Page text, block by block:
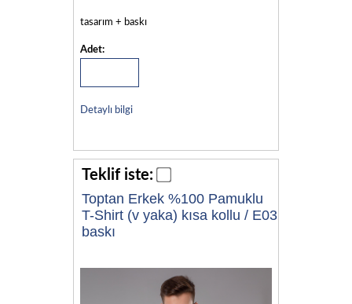
tasarım + baskı
Adet:
Detaylı bilgi
Teklif iste:
Toptan Erkek %100 Pamuklu
T-Shirt (v yaka) kısa kollu / E03
baskı